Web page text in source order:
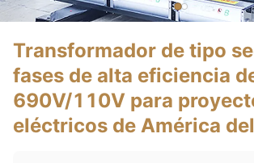
Transformador de tipo
fases de alta eficiencia
690V/110V para
eléctricos de América